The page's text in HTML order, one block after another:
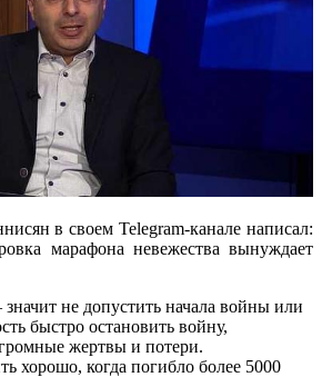
в своем Telegram-канале написал:
марафона невежества вынуждает
не допустить начала войны или
быстро остановить войну,
жертвы и потери.
хорошо, когда погибло более 5000